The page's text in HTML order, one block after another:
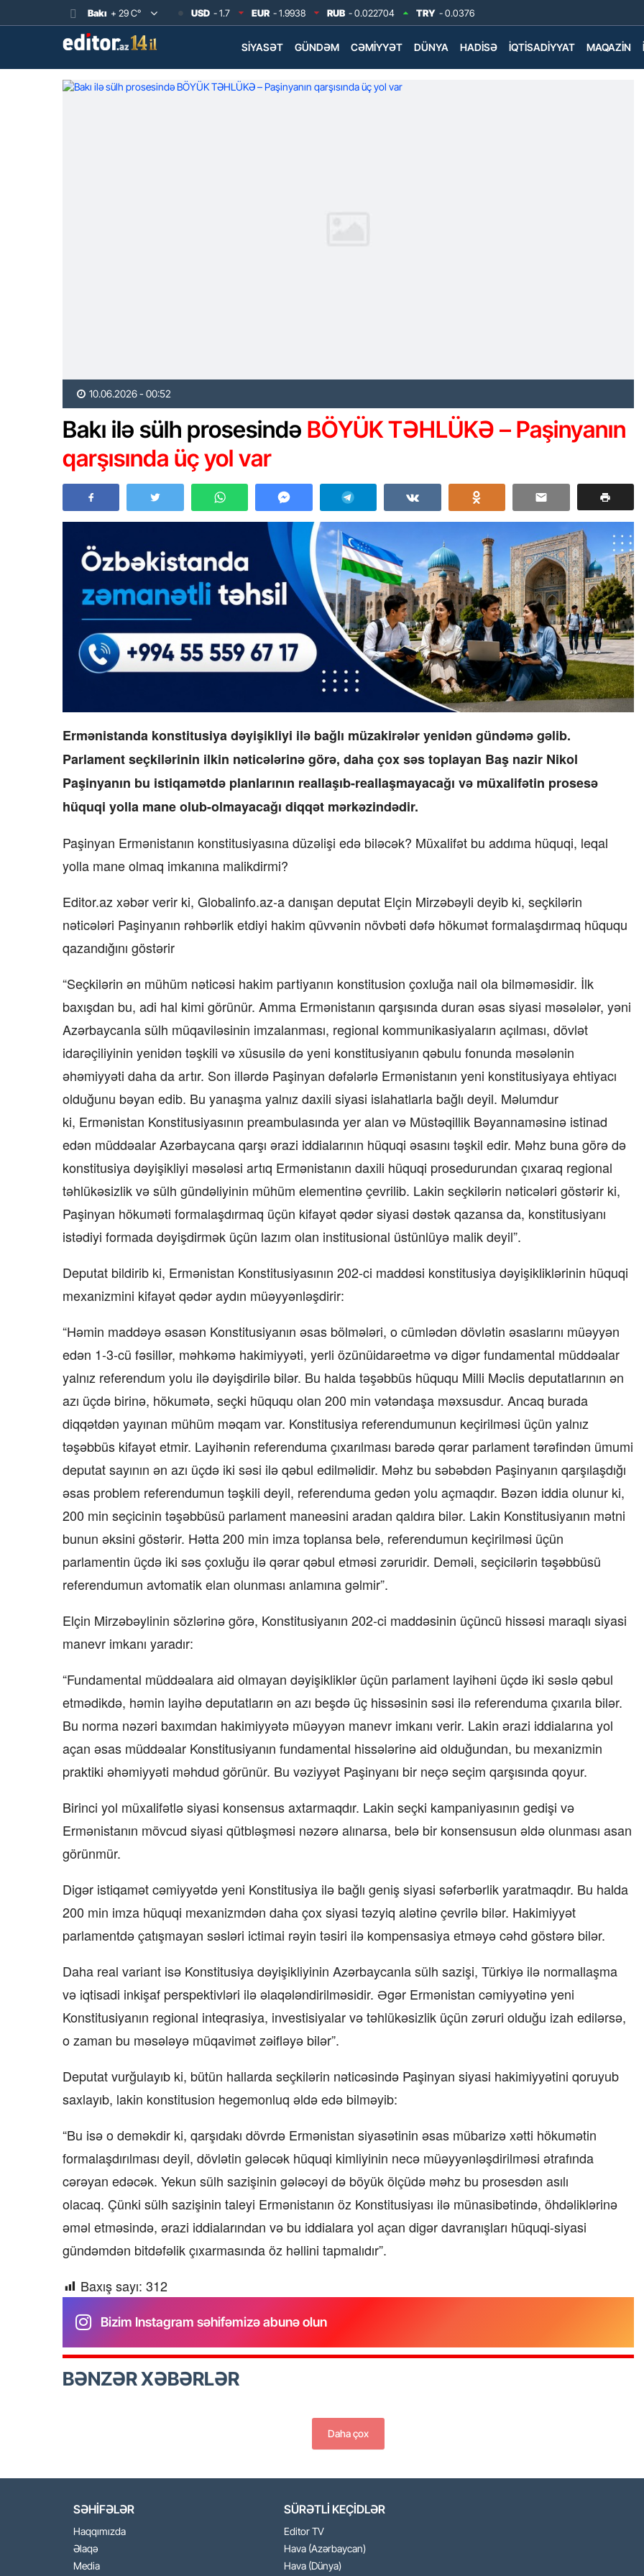
Bakı + 29 C° USD - 1.7 EUR - 1.9938 RUB - 0.022704 TRY - 0.0376
SIYASƏT GÜNDƏM CƏMIYYƏT DÜNYA HADISƏ İQTISADIYYAT MAQAZIN
10.06.2026 - 00:52
Bakı ilə sülh prosesində BÖYÜK TƏHLÜKƏ – Paşinyanın
qarşısında üç yol var
Ermənistanda konstitusiya dəyişikliyi ilə bağlı müzakirələr yenidən gündəmə gəlib.
Parlament seçkilərinin ilkin nəticələrinə görə, daha çox səs toplayan Baş nazir Nikol
Paşinyanın bu istiqamətdə planlarının reallaşıb-reallaşmayacağı və müxalifətin prosesə
hüquqi yolla mane olub-olmayacağı diqqət mərkəzindədir.
Paşinyan Ermənistanın konstitusiyasına düzəlişi edə biləcək? Müxalifət bu addıma hüquqi, leqal
yolla mane olmaq imkanına malikdirmi?
Editor.az xəbər verir ki, Globalinfo.az-a danışan deputat Elçin Mirzəbəyli deyib ki, seçkilərin
nəticələri Paşinyanın rəhbərlik etdiyi hakim qüvvənin növbəti dəfə hökumət formalaşdırmaq hüququ
qazandığını göstərir
“Seçkilərin ən mühüm nəticəsi hakim partiyanın konstitusion çoxluğa nail ola bilməməsidir. İlk
baxışdan bu, adi hal kimi görünür. Amma Ermənistanın qarşısında duran əsas siyasi məsələlər, yəni
Azərbaycanla sülh müqaviləsinin imzalanması, regional kommunikasiyaların açılması, dövlət
idarəçiliyinin yenidən təşkili və xüsusilə də yeni konstitusiyanın qəbulu fonunda məsələnin
əhəmiyyəti daha da artır. Son illərdə Paşinyan dəfələrlə Ermənistanın yeni konstitusiyaya ehtiyacı
olduğunu bəyan edib. Bu yanaşma yalnız daxili siyasi islahatlarla bağlı deyil. Məlumdur
ki, Ermənistan Konstitusiyasının preambulasında yer alan və Müstəqillik Bəyannaməsinə istinad
edən müddəalar Azərbaycana qarşı ərazi iddialarının hüquqi əsasını təşkil edir. Məhz buna görə də
konstitusiya dəyişikliyi məsələsi artıq Ermənistanın daxili hüquqi prosedurundan çıxaraq regional
təhlükəsizlik və sülh gündəliyinin mühüm elementinə çevrilib. Lakin seçkilərin nəticələri göstərir ki,
Paşinyan hökuməti formalaşdırmaq üçün kifayət qədər siyasi dəstək qazansa da, konstitusiyanı
istədiyi formada dəyişdirmək üçün lazım olan institusional üstünlüyə malik deyil”.
Deputat bildirib ki, Ermənistan Konstitusiyasının 202-ci maddəsi konstitusiya dəyişikliklərinin hüquqi
mexanizmini kifayət qədər aydın müəyyənləşdirir:
“Həmin maddəyə əsasən Konstitusiyanın əsas bölmələri, o cümlədən dövlətin əsaslarını müəyyən
edən 1-3-cü fəsillər, məhkəmə hakimiyyəti, yerli özünüidarəetmə və digər fundamental müddəalar
yalnız referendum yolu ilə dəyişdirilə bilər. Bu halda təşəbbüs hüququ Milli Məclis deputatlarının ən
azı üçdə birinə, hökumətə, seçki hüququ olan 200 min vətəndaşa məxsusdur. Ancaq burada
diqqətdən yayınan mühüm məqam var. Konstitusiya referendumunun keçirilməsi üçün yalnız
təşəbbüs kifayət etmir. Layihənin referenduma çıxarılması barədə qərar parlament tərəfindən ümumi
deputat sayının ən azı üçdə iki səsi ilə qəbul edilməlidir. Məhz bu səbəbdən Paşinyanın qarşılaşdığı
əsas problem referendumun təşkili deyil, referenduma gedən yolu açmaqdır. Bəzən iddia olunur ki,
200 min seçicinin təşəbbüsü parlament maneəsini aradan qaldıra bilər. Lakin Konstitusiyanın mətni
bunun əksini göstərir. Hətta 200 min imza toplansa belə, referendumun keçirilməsi üçün
parlamentin üçdə iki səs çoxluğu ilə qərar qəbul etməsi zəruridir. Deməli, seçicilərin təşəbbüsü
referendumun avtomatik elan olunması anlamına gəlmir”.
Elçin Mirzəbəylinin sözlərinə görə, Konstitusiyanın 202-ci maddəsinin üçüncü hissəsi maraqlı siyasi
manevr imkanı yaradır:
“Fundamental müddəalara aid olmayan dəyişikliklər üçün parlament layihəni üçdə iki səslə qəbul
etmədikdə, həmin layihə deputatların ən azı beşdə üç hissəsinin səsi ilə referenduma çıxarıla bilər.
Bu norma nəzəri baxımdan hakimiyyətə müəyyən manevr imkanı verir. Lakin ərazi iddialarına yol
açan əsas müddəalar Konstitusiyanın fundamental hissələrinə aid olduğundan, bu mexanizmin
praktiki əhəmiyyəti məhdud görünür. Bu vəziyyət Paşinyanı bir neçə seçim qarşısında qoyur.
Birinci yol müxalifətlə siyasi konsensus axtarmaqdır. Lakin seçki kampaniyasının gedişi və
Ermənistanın mövcud siyasi qütbləşməsi nəzərə alınarsa, belə bir konsensusun əldə olunması asan
görünmür.
Digər istiqamət cəmiyyətdə yeni Konstitusiya ilə bağlı geniş siyasi səfərbərlik yaratmaqdır. Bu halda
200 min imza hüquqi mexanizmdən daha çox siyasi təzyiq alətinə çevrilə bilər. Hakimiyyət
parlamentdə çatışmayan səsləri ictimai rəyin təsiri ilə kompensasiya etməyə cəhd göstərə bilər.
Daha real variant isə Konstitusiya dəyişikliyinin Azərbaycanla sülh sazişi, Türkiyə ilə normallaşma
və iqtisadi inkişaf perspektivləri ilə əlaqələndirilməsidir. Əgər Ermənistan cəmiyyətinə yeni
Konstitusiyanın regional inteqrasiya, investisiyalar və təhlükəsizlik üçün zəruri olduğu izah edilərsə,
o zaman bu məsələyə müqavimət zəifləyə bilər”.
Deputat vurğulayıb ki, bütün hallarda seçkilərin nəticəsində Paşinyan siyasi hakimiyyətini qoruyub
saxlayıb, lakin konstitusion hegemonluq əldə edə bilməyib:
“Bu isə o deməkdir ki, qarşıdakı dövrdə Ermənistan siyasətinin əsas mübarizə xətti hökumətin
formalaşdırılması deyil, dövlətin gələcək hüquqi kimliyinin necə müəyyənləşdirilməsi ətrafında
cərəyan edəcək. Yekun sülh sazişinin gələcəyi də böyük ölçüdə məhz bu prosesdən asılı
olacaq. Çünki sülh sazişinin taleyi Ermənistanın öz Konstitusiyası ilə münasibətində, öhdəliklərinə
əməl etməsində, ərazi iddialarından və bu iddialara yol açan digər davranışları hüquqi-siyasi
gündəmdən bitdəfəlik çıxarmasında öz həllini tapmalıdır”.
Baxış sayı: 312
Bizim Instagram səhifəmizə abunə olun
BƏNZƏR XƏBƏRLƏR
Daha çox
“Xətrinə dəymişəmsə, bağışla məni,
Video
07.06.2026 - 00:35
SƏHİFƏLƏR
Haqqımızda
Əlaqə
Media
SÜRƏTLİ KEÇİDLƏR
Editor TV
Hava (Azərbaycan)
Hava (Dünya)